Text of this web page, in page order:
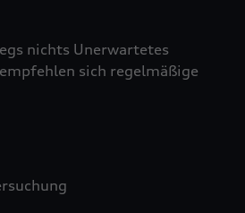
nichts Unerwartetes
sich regelmäßige